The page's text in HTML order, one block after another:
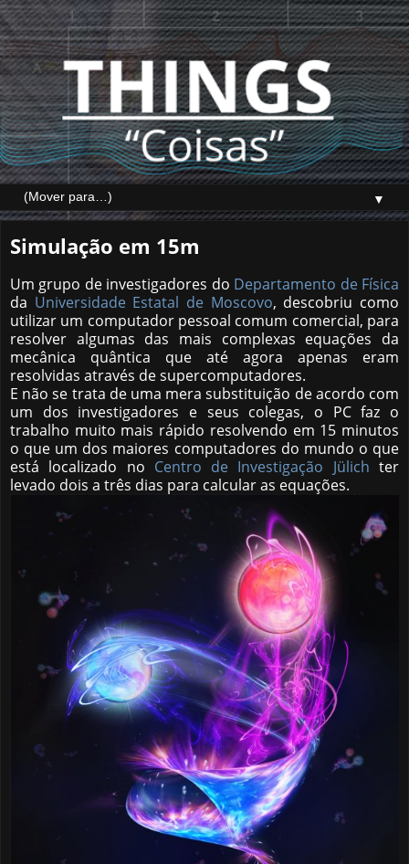
▼
Simulação em 15m
Um grupo de investigadores do Departamento de Física
da Universidade Estatal de Moscovo, descobriu como
utilizar um computador pessoal comum comercial, para
resolver algumas das mais complexas equações da
mecânica quântica que até agora apenas eram
resolvidas através de supercomputadores.
E não se trata de uma mera substituição de acordo com
um dos investigadores e seus colegas, o PC faz o
trabalho muito mais rápido resolvendo em 15 minutos
o que um dos maiores computadores do mundo o que
está localizado no Centro de Investigação Jülich ter
levado dois a três dias para calcular as equações.